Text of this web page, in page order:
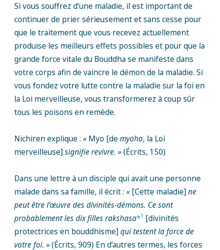
Si vous souffrez d’une maladie, il est important de
continuer de prier sérieusement et sans cesse pour
que le traitement que vous recevez actuellement
produise les meilleurs effets possibles et pour que la
grande force vitale du Bouddha se manifeste dans
votre corps afin de vaincre le démon de la maladie. Si
vous fondez votre lutte contre la maladie sur la foi en
la Loi merveilleuse, vous transformerez à coup sûr
tous les poisons en remède.
Nichiren explique : «Myo [de myoho, la Loi
merveilleuse]signifie revivre. »(Écrits, 150)
Dans une lettre à un disciple qui avait une personne
malade dans sa famille, il écrit : «[Cette maladie]ne
peut être l’œuvre des divinités-démons. Ce sont
probablement les dix filles rakshasa*1 [divinités
protectrices en bouddhisme]qui testent la force de
votre foi. »(Écrits, 909) En d’autres termes, les forces